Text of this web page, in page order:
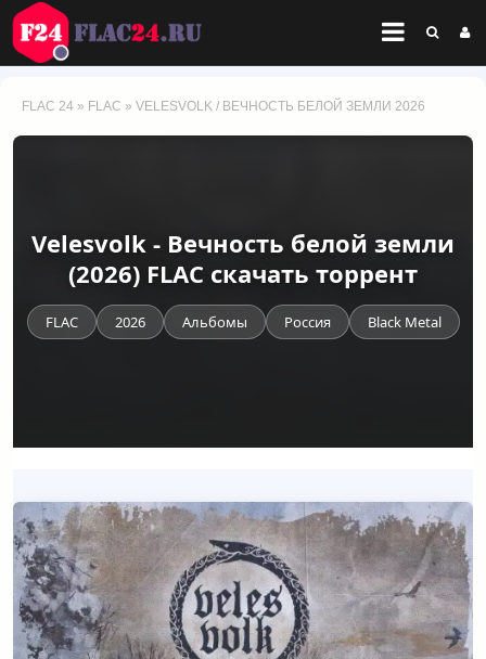
FLAC 24 » FLAC » VELESVOLK / ВЕЧНОСТЬ БЕЛОЙ ЗЕМЛИ 2026
Velesvolk - Вечность белой земли
(2026) FLAC скачать торрент
FLAC 2026 Альбомы Россия Black Metal